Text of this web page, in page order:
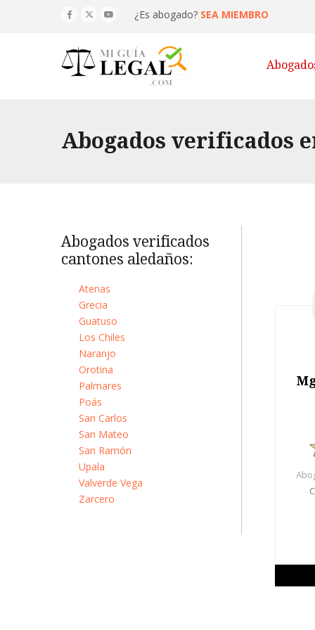
¿Es abogado? SEA MIEMBRO
Abogados verificados
Abogados verificados
cantones aledaños:
Atenas
Grecia
Guatuso
Los Chiles
Naranjo
Orotina
Palmares
Poás
San Carlos
San Mateo
San Ramón
Upala
Valverde Vega
Zarcero